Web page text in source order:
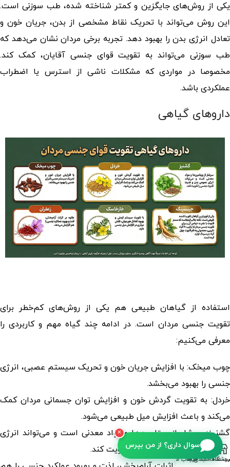
یکی از روش‌های جایگزین و کمتر شناخته شده، طب سوزنی است.
این روش می‌تواند با تحریک نقاط مشخصی از بدن، جریان خون و
تعادل انرژی بدن را بهبود دهد. تجربه برخی مردان نشان می‌دهد که
طب سوزنی می‌تواند به تقویت قوای جنسی آقایان، کمک کند.
مخصوصا در مواردی که مشکلات ناشی از استرس یا اضطراب
عملکردی باشد.
داروهای گیاهی
استفاده از گیاهان طبیعی هم یکی از روش‌های کم‌خطر برای
تقویت جنسی مردان است. در ادامه چند گیاه مهم و کاربردی را
معرفی می‌کنیم:
چوب میخک: با افزایش جریان خون و تحریک سیستم عصبی، انرژی
جنسی را بهبود می‌بخشد.
خردل: به تقویت گردش خون و افزایش توان جسمانی مردان کمک
می‌کند و باعث افزایش میل طبیعی می‌شود.
گشنیز: سرشار از ویتامین‌ها و مواد معدنی است و می‌تواند انرژی
عمومی بدن و قدرت جنسی را تقویت کند.
علاقه مندی ها
سبد خریدحساب من
×
سوال داری؟ از من بپرس